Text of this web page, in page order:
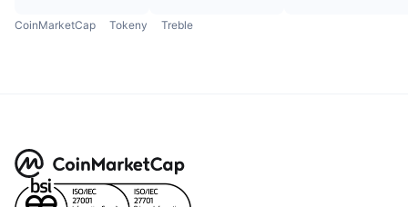
CoinMarketCap Tokeny Treble